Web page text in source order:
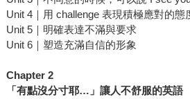
Unit 4｜用 challenge 表現積極應對的態
Unit 5｜明確表達不滿與要求
Unit 6｜塑造充滿自信的形象
Chapter 2
「有點沒分寸耶…」讓人不舒服的英語